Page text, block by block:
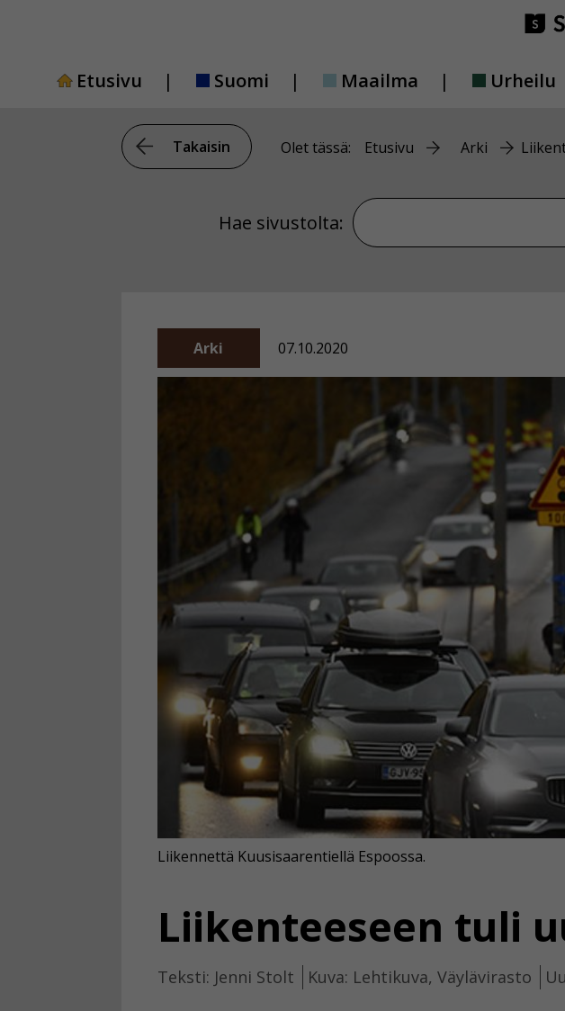
Etusivu
Suomi Maailma Urheilu
Takaisin Olet tässä: Etusivu Arki
Hae sivustolta: Hae sivustolta
Arki 07.10.2020
Liikenteeseen tuli
Teksti: Jenni Stolt Kuva: Lehtikuva, Väylävirasto
Liikennettä Kuusisaarentiellä Espoossa.